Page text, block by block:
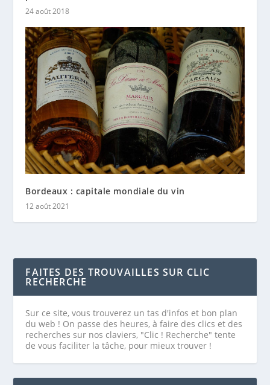
24 août 2018
Bordeaux : capitale mondiale du vin
12 août 2021
FAITES DES TROUVAILLES SUR CLIC
RECHERCHE
Sur ce site, vous trouverez un tas d'infos et bon plan
du web ! On passe des heures, à faire des clics et des
recherches sur nos claviers, "Clic ! Recherche" tente
de vous faciliter la tâche, pour mieux trouver !